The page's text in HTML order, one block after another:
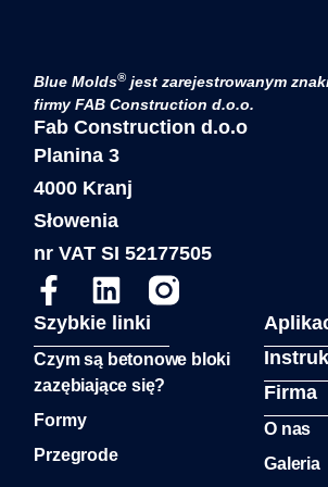
Blue Molds® jest zarejestrowanym
firmy FAB Construction d.o.o.
Fab Construction d.o.o
Planina 3
4000 Kranj
Słowenia
nr VAT SI 52177505
Szybkie linki
Czym są betonowe bloki
zazębiające się?
Formy
Przegrode
Firma
O nas
Galeria